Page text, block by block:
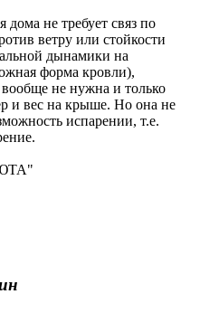
дома не требует связ по
ветру или стойкости
дынамики на
форма кровли),
не нужна и только
и вес на крыше. Но она не
испарении, т.е.